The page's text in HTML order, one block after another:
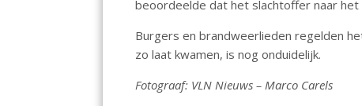
k p
beoordeelde dat het slachtoffer naar het
Burgers en brandweerlieden regelden
zo laat kwamen, is nog onduidelijk.
Fotograaf: VLN Nieuws – Marco Carels